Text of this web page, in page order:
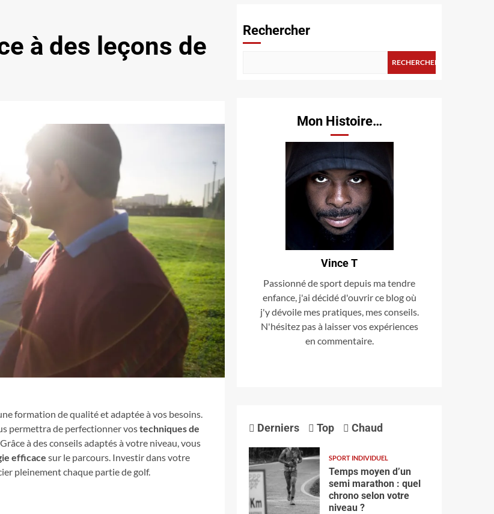
à des leçons de
formation de qualité et adaptée à vos besoins.
permettra de perfectionner vostechniques de
à des conseils adaptés à votre niveau, vous
efficace sur le parcours. Investir dans votre
pleinement chaque partie de golf.
Rechercher
RECHERCHER
Mon Histoire…
Vince T
Passionné de sport depuis ma tendre
enfance, j'ai décidé d'ouvrir ce blog où
j'y dévoile mes pratiques, mes conseils.
N'hésitez pas à laisser vos expériences
en commentaire.
Derniers Top Chaud
SPORT INDIVIDUEL
Temps moyen d’un
semi marathon : quel
chrono selon votre
niveau ?